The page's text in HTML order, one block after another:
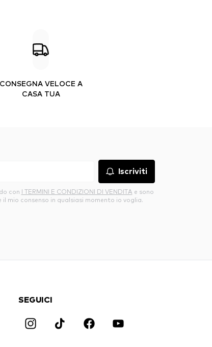
CONSEGNA VELOCE A
CASA TUA
Iscriviti
con I TERMINI E CONDIZIONI DI VENDITA e sono
mio consenso in qualsiasi momento io voglia.
SEGUICI